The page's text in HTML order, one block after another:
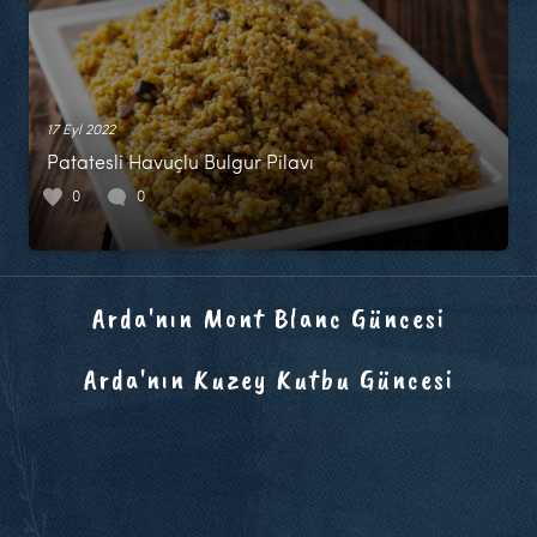
17 Eyl 2022
Patatesli Havuçlu Bulgur Pilavı
0 0
Arda'nın Mont Blanc Güncesi
Arda'nın Kuzey Kutbu Güncesi